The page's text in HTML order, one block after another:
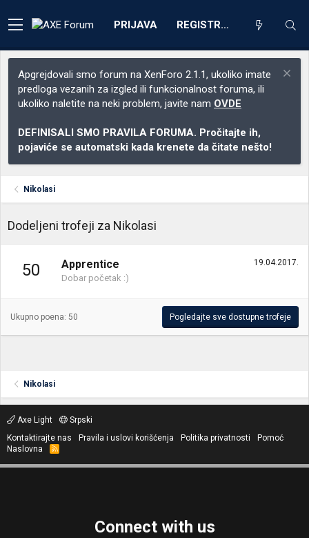
PRIJAVA REGISTRACIJA
Apgrejdovali smo forum na XenForo 2.1.1, ukoliko imate
predloga vezanih za izgled ili funkcionalnost foruma, ili
ukoliko naletite na neki problem, javite nam OVDE
DEFINISALI SMO PRAVILA FORUMA. Pročitajte ih,
pojaviće se automatski kada krenete da čitate nešto!
Nikolasi
Dodeljeni trofeji za Nikolasi
50 19.04.2017.
Apprentice
Dobar početak :)
Ukupno poena: 50 Pogledajte sve dostupne trofeje
Nikolasi
Axe Light
Srpski
Kontaktirajte nas
Pravila i uslovi korišćenja Politika privatnosti
Pomoć
Naslovna
R
S
Connect with us